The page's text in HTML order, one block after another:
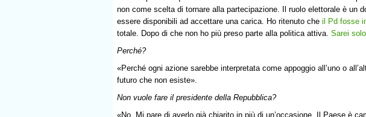
non come scelta di tornare alla partecipazione. Il ruolo elettorale è un
essere disponibili ad accettare una carica. Ho ritenuto che il Pd fosse
totale. Dopo di che non ho più preso parte alla politica attiva. Sarei
Perché?
«Perché ogni azione sarebbe interpretata come appoggio all’uno o
futuro che non esiste».
Non vuole fare il presidente della Repubblica?
«No. Mi pare di averlo già chiarito in più di un’occasione. Il Paese è